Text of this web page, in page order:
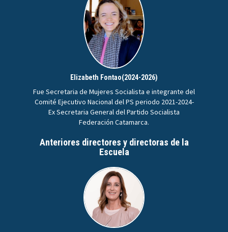
Elizabeth Fontao(2024-2026)
Fue Secretaria de Mujeres Socialista e integrante del
Comité Ejecutivo Nacional del PS periodo 2021-2024-
Ex Secretaria General del Partido Socialista
Federación Catamarca.
Anteriores directores y directoras de la
Escuela